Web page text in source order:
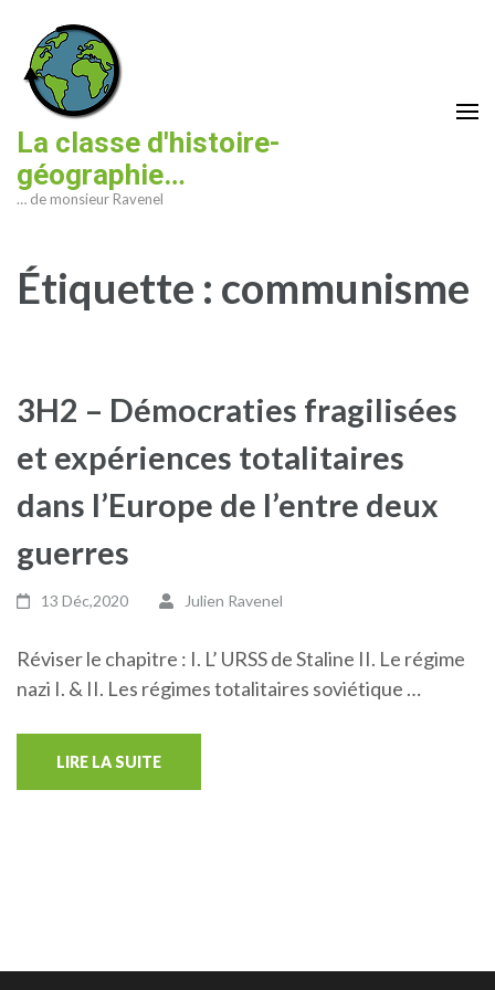
contenu
(Pressez
Entrée)
La classe d'histoire-
géographie…
… de monsieur Ravenel
Étiquette : communisme
3H2 – Démocraties fragilisées
et expériences totalitaires
dans l’Europe de l’entre deux
guerres
13 Déc,2020 Julien Ravenel
Réviser le chapitre : I. L’ URSS de Staline II. Le régime
nazi I. & II. Les régimes totalitaires soviétique …
LIRE LA SUITE